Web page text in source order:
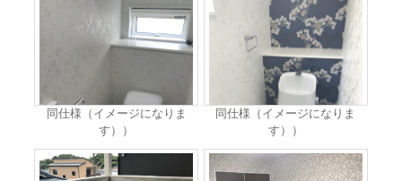
同仕様（イメージになりま
す））
同仕様（イメージになりま
す））